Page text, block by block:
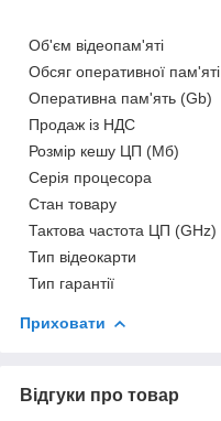
Об'єм відеопам'яті
Обсяг оперативної пам'яті
Оперативна пам'ять (Gb)
Продаж із НДС
Розмір кешу ЦП (Мб)
Серія процесора
Стан товару
Тактова частота ЦП (GHz)
Тип відеокарти
Тип гарантії
Приховати
Відгуки про товар